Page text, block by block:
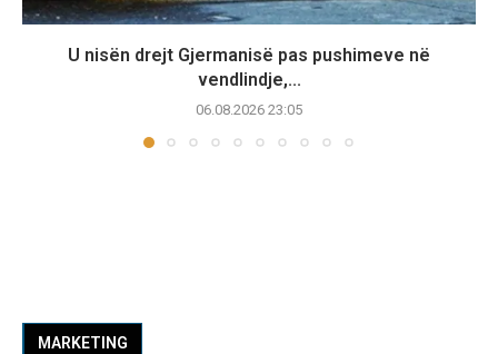
U nisën drejt Gjermanisë pas pushimeve në
vendlindje,...
06.08.2026 23:05
MARKETING